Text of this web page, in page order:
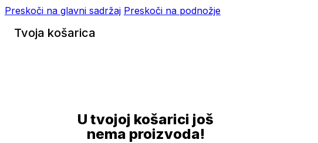
Preskoči na glavni sadržaj Preskoči na podnožje
Tvoja košarica
U tvojoj košarici još
nema proizvoda!